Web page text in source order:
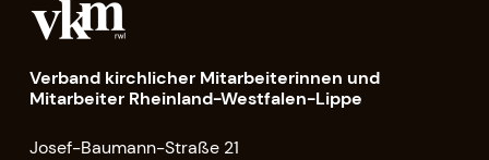
Verband kirchlicher Mitarbeiterinnen und
Mitarbeiter Rheinland-Westfalen-Lippe
Josef-Baumann-Straße 21